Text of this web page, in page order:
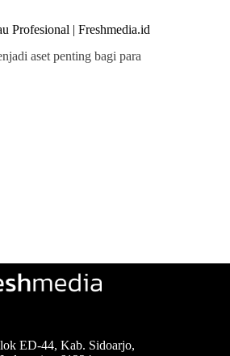
Profesional | Freshmedia.id
aset penting bagi para
ED-44, Kab. Sidoarjo,